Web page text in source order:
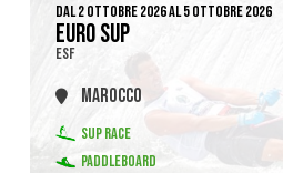
DAL 2 OTTOBRE 2026 AL 5 OTTOBRE 2026
EURO SUP
ESF
MAROCCO
SUP RACE
PADDLEBOARD